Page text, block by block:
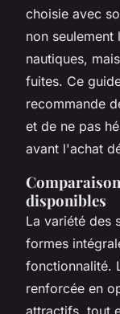
choisie avec
non
nautiques,
fuites. Ce
recommande
et de ne pas
avant l'achat
disponibles
La variété des
formes
fonctionnalité.
renforcée en
attractifs, tout